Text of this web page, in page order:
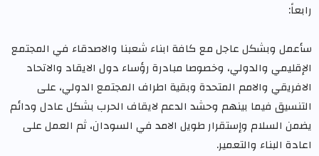
رابعاً:
سأعمل وبشكل عاجل مع كافة ابناء شعبنا والاصدقاء في المجتمع
الإقليمي والدولي، وخصوصا مبادرة رؤساء دول الايقاد والاتحاد
الافريقي والامم المتحدة وبقية اطراف المجتمع الدولي، على
التنسيق فيما بينهم وحشد الدعم لايقاف الحرب بشكل عادل ودائم
يضمن السلام وإستقرار طويل الامد في السودان، ثم العمل على
اعادة البناء والتعمير.